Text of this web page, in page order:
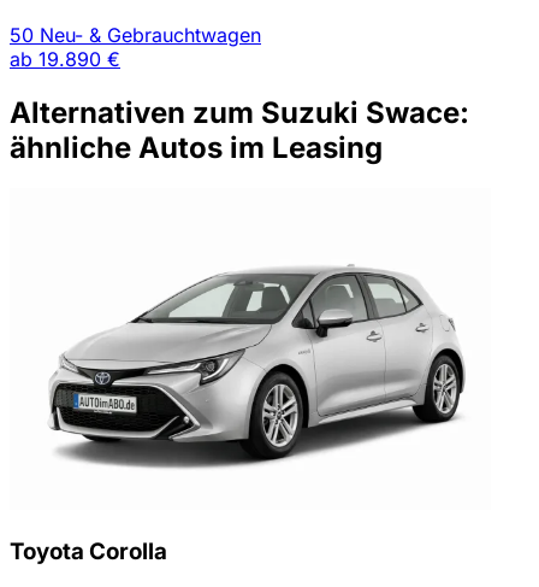
50 Neu- & Gebrauchtwagen
ab 19.890 €
Alternativen zum Suzuki Swace:
ähnliche Autos im Leasing
Toyota Corolla